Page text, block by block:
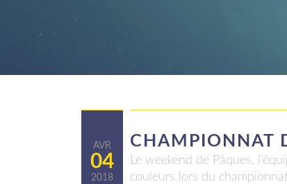
AVR
04
2018
CHAMPIONNAT
Le weekend de Pâques,
couleurs lors du